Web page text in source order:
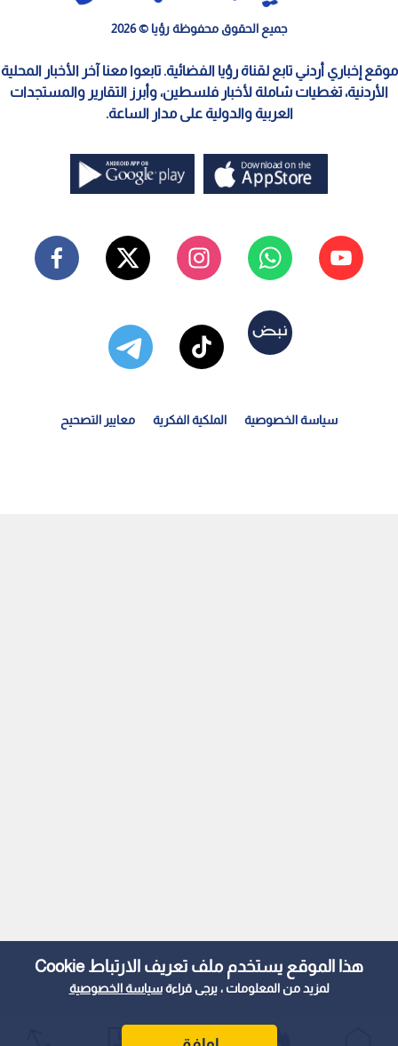
هذا الموقع يستخدم ملف تعريف الارتباط Cookie
لمزيد من المعلومات ، يرجى قراءةسياسة الخصوصية
جميع الحقوق محفوظة رؤيا © 2026
موقع إخباري أردني تابع لقناة رؤيا الفضائية. تابعوا معنا آخر الأخبار المحلية
الأردنية، تغطيات شاملة لأخبار فلسطين، وأبرز التقارير والمستجدات
العربية والدولية على مدار الساعة.
سياسة الخصوصية الملكية الفكرية معايير التصحيح